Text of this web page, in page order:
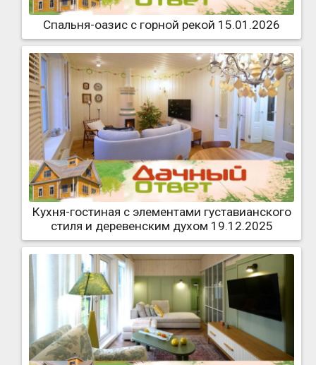
Спальня-оазис с горной рекой 15.01.2026
Кухня-гостиная с элементами густавианского
стиля и деревенским духом 19.12.2025